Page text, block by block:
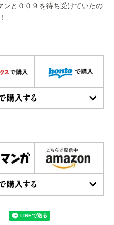
と００９を待ち受けていたの